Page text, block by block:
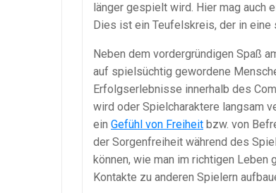
länger gespielt wird. Hier mag
Dies ist ein Teufelskreis, der in
Neben dem vordergründigen Spaß
auf spielsüchtig gewordene
Erfolgserlebnisse innerhalb des
wird oder Spielcharaktere langsam
ein Gefühl von Freiheit bzw. von
der Sorgenfreiheit während des
können, wie man im richtigen
Kontakte zu anderen Spielern